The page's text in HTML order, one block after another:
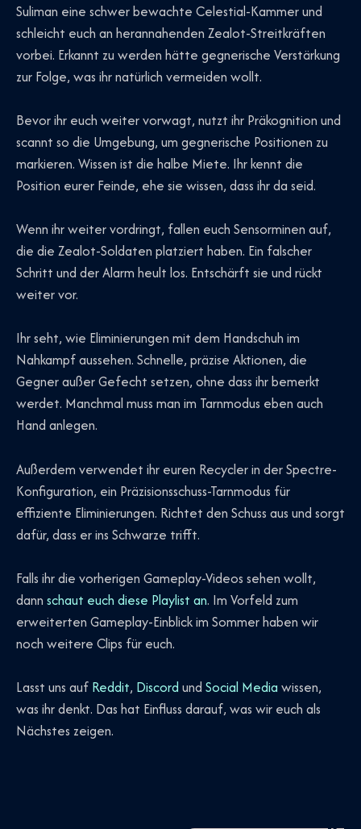
Suliman eine schwer bewachte Celestial-Kammer und
schleicht euch an herannahenden Zealot-Streitkräften
vorbei. Erkannt zu werden hätte gegnerische Verstärkung
zur Folge, was ihr natürlich vermeiden wollt.
Bevor ihr euch weiter vorwagt, nutzt ihr Präkognition und
scannt so die Umgebung, um gegnerische Positionen zu
markieren. Wissen ist die halbe Miete. Ihr kennt die
Position eurer Feinde, ehe sie wissen, dass ihr da seid.
Wenn ihr weiter vordringt, fallen euch Sensorminen auf,
die die Zealot-Soldaten platziert haben. Ein falscher
Schritt und der Alarm heult los. Entschärft sie und rückt
weiter vor.
Ihr seht, wie Eliminierungen mit dem Handschuh im
Nahkampf aussehen. Schnelle, präzise Aktionen, die
Gegner außer Gefecht setzen, ohne dass ihr bemerkt
werdet. Manchmal muss man im Tarnmodus eben auch
Hand anlegen.
Außerdem verwendet ihr euren Recycler in der Spectre-
Konfiguration, ein Präzisionsschuss-Tarnmodus für
effiziente Eliminierungen. Richtet den Schuss aus und sorgt
dafür, dass er ins Schwarze trifft.
Falls ihr die vorherigen Gameplay-Videos sehen wollt,
dann schaut euch diese Playlist an. Im Vorfeld zum
erweiterten Gameplay-Einblick im Sommer haben wir
noch weitere Clips für euch.
Lasst uns auf Reddit, Discord und Social Media wissen,
was ihr denkt. Das hat Einfluss darauf, was wir euch als
Nächstes zeigen.